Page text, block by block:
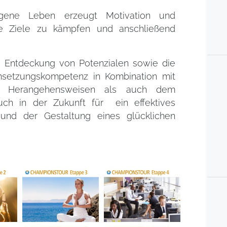
Leben erzeugt Motivation und
Ziele zu kämpfen und anschließend
von Potenzialen sowie die
in Kombination mit
als auch dem
in der Zukunft für ein effektives
der Gestaltung eines glücklichen